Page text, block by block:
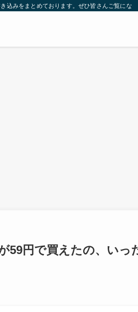
込みをまとめております。ぜひ皆さんご覧になっ
59円で買えたの、い